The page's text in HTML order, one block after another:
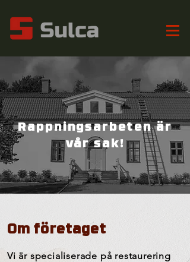
Rappningsarbeten är
vår sak!
Om företaget
Vi är specialiserade på restaurering